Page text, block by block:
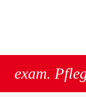
exam.